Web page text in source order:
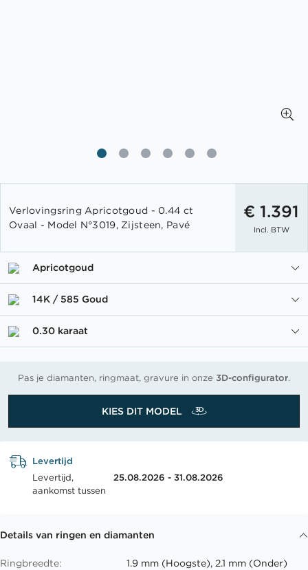
het
begin
de
afbeeldingen-
Verlovingsring Apricotgoud - 0.44 ct
Ovaal - Model N°3019, Zijsteen, Pavé
€ 1.391
Incl. BTW
Apricotgoud
14K / 585 Goud
0.30 karaat
Pas je diamanten, ringmaat, gravure in onze 3D-configurator.
KIES DIT MODEL
Levertijd
Levertijd,
aankomst tussen
25.08.2026 - 31.08.2026
Details van ringen en diamanten
Ringbreedte:
1.9 mm (Hoogste), 2.1 mm (Onder)